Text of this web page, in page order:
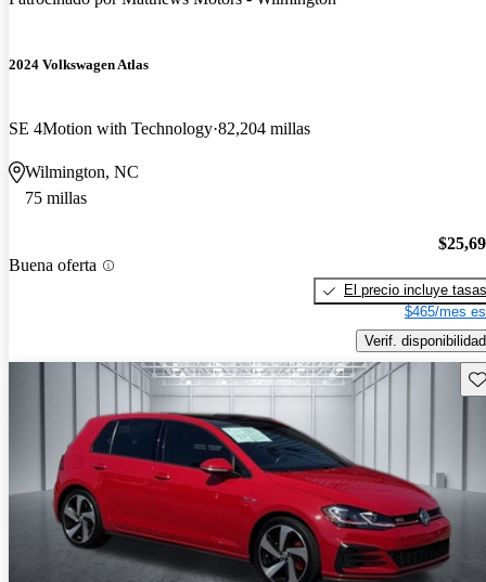
2024 Volkswagen Atlas
SE 4Motion with Technology 82,204 millas
Wilmington, NC
75 millas
Buena oferta
El precio incluye tasas
$465/mes
Verif. disponibilidad